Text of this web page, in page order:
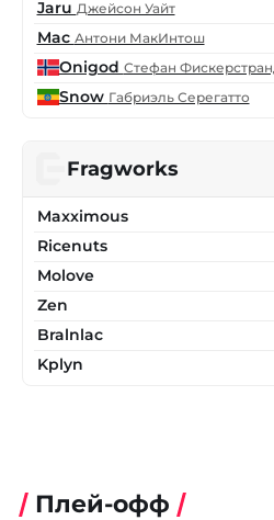
Jaru Джейсон Уайт
Mac Антони МакИнтош
Onigod Стефан
Snow Габриэль Серегатто
Fragworks
Maxximous
Ricenuts
Molove
Zen
Bralnlac
Kplyn
Плей-офф